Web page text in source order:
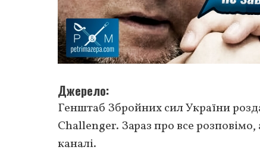
Джерело
Генштаб Збройних сил України
Challenger. Зараз про все
каналі.